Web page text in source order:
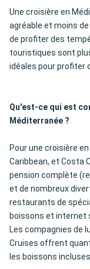
Une croisière en
agréable et moins
de profiter des
touristiques sont
idéales pour profiter
Qu'est-ce qui est
Méditerranée ?
Pour une croisière
Caribbean, et Costa
pension complète
et de nombreux
restaurants de
boissons et internet
Les compagnies de
Cruises offrent
les boissons